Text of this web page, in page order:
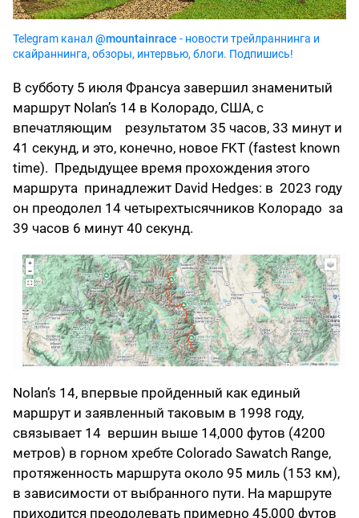
Telegram канал @mountainrace - новости трейлраннинга и
скайраннинга, обзоры, интервью, блоги. Подпишись!
В субботу 5 июля Франсуа завершил знаменитый
маршрут Nolan’s 14 в Колорадо, США, с
впечатляющим результатом 35 часов, 33 минут и
41 секунд, и это, конечно, новое FKT (fastest known
time). Предыдущее время прохождения этого
маршрута принадлежит David Hedges: в 2023 году
он преодолел 14 четырехтысячников Колорадо за
39 часов 6 минут 40 секунд.
Nolan’s 14, впервые пройденный как единый
маршрут и заявленный таковым в 1998 году,
связывает 14 вершин выше 14,000 футов (4200
метров) в горном хребте Colorado Sawatch Range,
протяженность маршрута около 95 миль (153 км),
в зависимости от выбранного пути. На маршруте
приходится преодолевать примерно 45,000 футов